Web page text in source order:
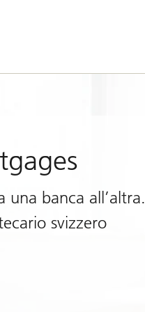
una banca all’altra.
svizzero